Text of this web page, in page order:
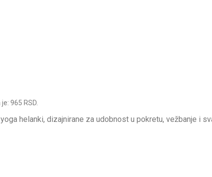
965 RSD.
helanki, dizajnirane za udobnost u pokretu, vežbanje i